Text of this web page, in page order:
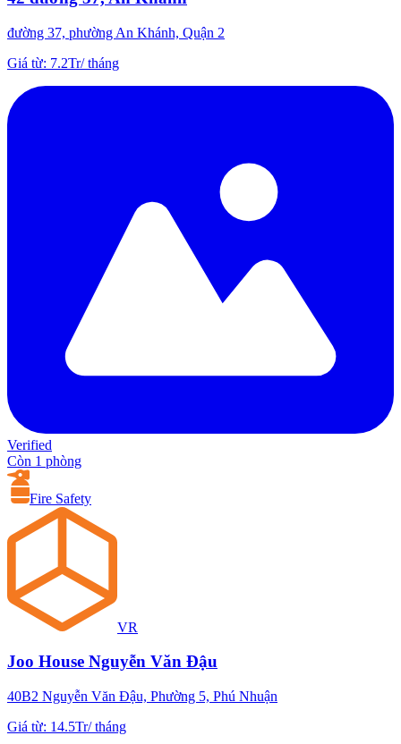
đường 37, phường An Khánh, Quận 2
Giá từ: 7.2Tr/tháng
Verified
Còn 1 phòng
Fire Safety
VR
Joo House Nguyễn Văn Đậu
40B2 Nguyễn Văn Đậu, Phường 5, Phú Nhuận
Giá từ: 14.5Tr/tháng